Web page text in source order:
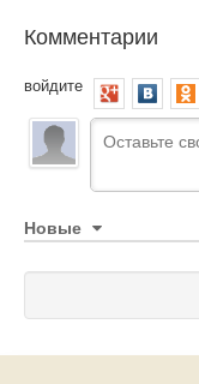
Комментарии
войдите
Новые